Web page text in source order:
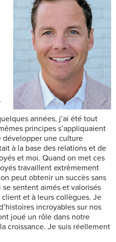
années, j’ai été tout
principes s’appliquaient
développer une culture
à la base des relations et de
et moi. Quand on met ces
travaillent extrêmement
peut obtenir un succès sans
sentent aimés et valorisés
et à leurs collègues. Je
incroyables sur nos
joué un rôle dans notre
croissance. Je suis réellement